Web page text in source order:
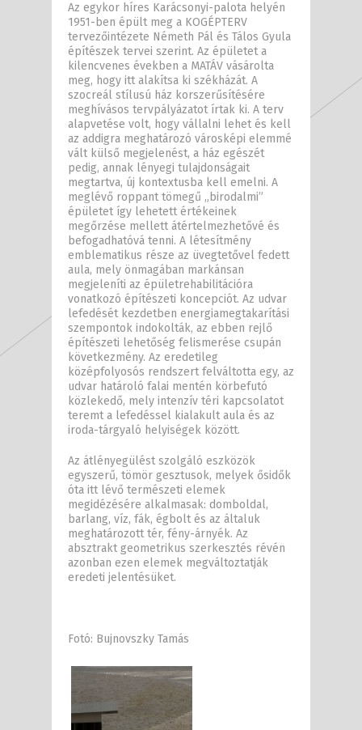
Az egykor híres Karácsonyi-palota helyén
1951-ben épült meg a KOGÉPTERV
tervezőintézete Németh Pál és Tálos Gyula
építészek tervei szerint. Az épületet a
kilencvenes években a MATÁV vásárolta
meg, hogy itt alakítsa ki székházát. A
szocreál stílusú ház korszerűsítésére
meghívásos tervpályázatot írtak ki. A terv
alapvetése volt, hogy vállalni lehet és kell
az addigra meghatározó városképi elemmé
vált külső megjelenést, a ház egészét
pedig, annak lényegi tulajdonságait
megtartva, új kontextusba kell emelni. A
meglévő roppant tömegű „birodalmi”
épületet így lehetett értékeinek
megőrzése mellett átértelmezhetővé és
befogadhatóvá tenni. A létesítmény
emblematikus része az üvegtetővel fedett
aula, mely önmagában markánsan
megjeleníti az épületrehabilitációra
vonatkozó építészeti koncepciót. Az udvar
lefedését kezdetben energiamegtakarítási
szempontok indokolták, az ebben rejlő
építészeti lehetőség felismerése csupán
következmény. Az eredetileg
középfolyosós rendszert felváltotta egy, az
udvar határoló falai mentén körbefutó
közlekedő, mely intenzív téri kapcsolatot
teremt a lefedéssel kialakult aula és az
iroda-tárgyaló helyiségek között.
Az átlényegülést szolgáló eszközök
egyszerű, tömör gesztusok, melyek ősidők
óta itt lévő természeti elemek
megidézésére alkalmasak: domboldal,
barlang, víz, fák, égbolt és az általuk
meghatározott tér, fény-árnyék. Az
absztrakt geometrikus szerkesztés révén
azonban ezen elemek megváltoztatják
eredeti jelentésüket.
Fotó: Bujnovszky Tamás